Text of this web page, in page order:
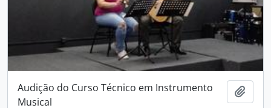
Audição do Curso Técnico em Instrumento
Musical